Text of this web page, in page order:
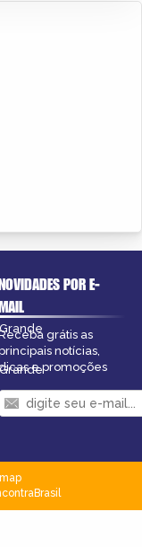
POR E-
grátis as
notícias,
e promoções